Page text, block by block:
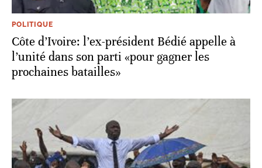
POLITIQUE
Côte d’Ivoire: l’ex-président Bédié appelle à
l’unité dans son parti «pour gagner les
prochaines batailles»